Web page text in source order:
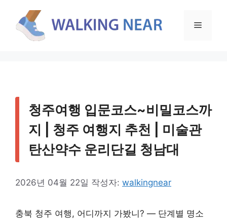
메
청주여행 입문코스~비밀코스까
지 | 청주 여행지 추천 | 미술관
탄산약수 운리단길 청남대
2026년 04월 22일 작성자: walkingnear
충북 청주 여행, 어디까지 가봤니? — 단계별 명소